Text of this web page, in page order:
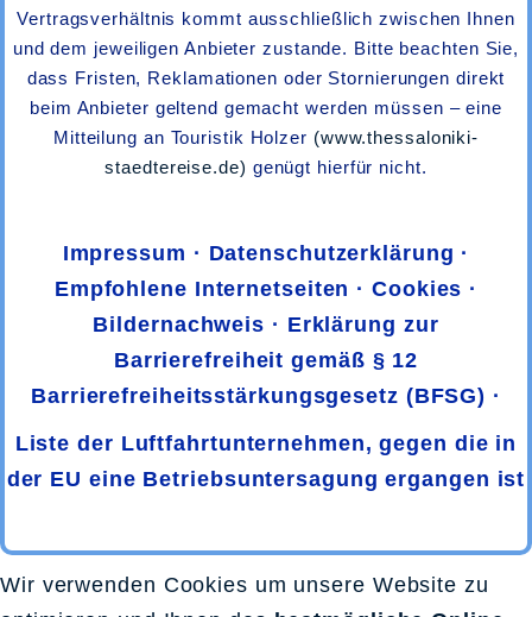
Vertragsverhältnis kommt ausschließlich zwischen Ihnen
und dem jeweiligen Anbieter zustande. Bitte beachten Sie,
dass Fristen, Reklamationen oder Stornierungen direkt
beim Anbieter geltend gemacht werden müssen – eine
Mitteilung an Touristik Holzer (www.thessaloniki-
staedtereise.de) genügt hierfür nicht.
Impressum · Datenschutzerklärung ·
Empfohlene Internetseiten ·Cookies ·
Bildernachweis · Erklärung zur
Barrierefreiheit gemäß § 12
Barrierefreiheitsstärkungsgesetz (BFSG) ·
Liste der Luftfahrtunternehmen, gegen die in
der EU eine Betriebsuntersagung ergangen ist
Wir verwenden Cookies um unsere Website zu